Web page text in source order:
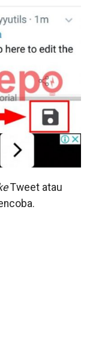
Tweet atau